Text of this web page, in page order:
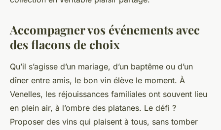
Accompagner vos événements avec
des flacons de choix
Qu’il s’agisse d’un mariage, d’un baptême ou d’un
dîner entre amis, le bon vin élève le moment. À
Venelles, les réjouissances familiales ont souvent lieu
en plein air, à l’ombre des platanes. Le défi ?
Proposer des vins qui plaisent à tous, sans tomber